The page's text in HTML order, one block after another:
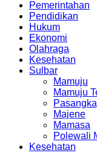
Pemerintahan
Pendidikan
Hukum
Ekonomi
Olahraga
Kesehatan
Sulbar
Mamuju
Mamuju
Majene
Mamasa
Polewali
Kesehatan